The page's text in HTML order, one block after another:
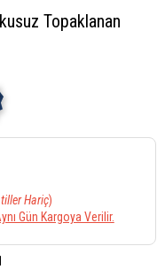
Topaklanan
Hariç)
Gün Kargoya Verilir.